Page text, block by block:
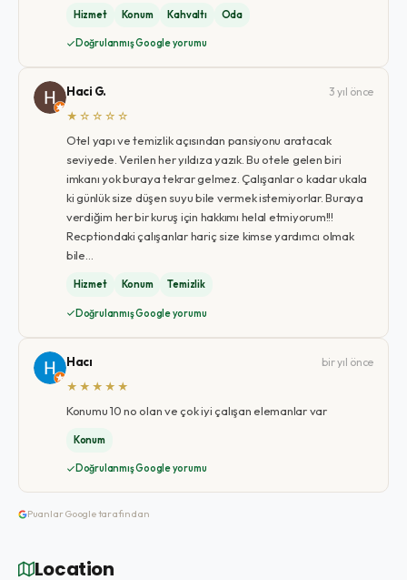
Hizmet Konum Kahvaltı Oda
Doğrulanmış Google yorumu
Haci G.
3 yıl önce
★☆☆☆☆
Otel yapı ve temizlik açısından pansiyonu aratacak
seviyede. Verilen her yıldıza yazık. Bu otele gelen biri
imkanı yok buraya tekrar gelmez. Çalışanlar o kadar ukala
ki günlük size düşen suyu bile vermek istemiyorlar. Buraya
verdiğim her bir kuruş için hakkımı helal etmiyorum!!!
Recptiondaki çalışanlar hariç size kimse yardımcı olmak
bile…
Hizmet Konum Temizlik
Doğrulanmış Google yorumu
Hacı
bir yıl önce
★★★★★
Konumu 10 no olan ve çok iyi çalışan elemanlar var
Konum
Doğrulanmış Google yorumu
Puanlar Google tarafından
Location